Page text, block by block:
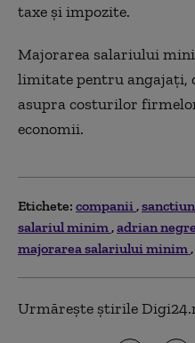
taxe și impozite.
Majorarea salariului
limitate pentru angajați,
asupra costurilor
economii.
Etichete: companii
salariul minim adrian
majorarea salariului minim
Urmărește știrile